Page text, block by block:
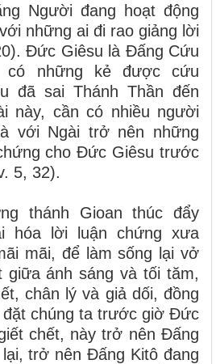
Người đang hoạt động
những ai đi rao giảng lời
Đức Giêsu là Đấng Cứu
có những kẻ được cứu
đã sai Thánh Thần đến
này, cần có nhiều người
với Ngài trở nên những
cho Đức Giêsu trước
5, 32).
thánh Gioan thúc đẩy
hóa lời luận chứng xưa
mãi, để làm sống lại vở
giữa ánh sáng và tối tăm,
chân lý và giả dối, đồng
chúng ta trước giờ Đức
chết, này trở nên Đấng
trở nên Đấng Kitô đang